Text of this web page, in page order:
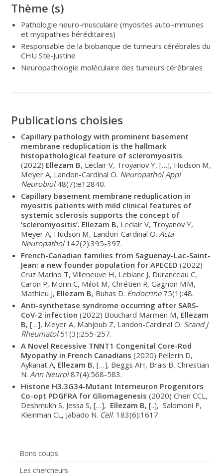
Bons coups
Les chercheurs
Thème (s)
Pathologie neuro-musculaire (myosites auto-immunes
et myopathies héréditaires)
Responsable de la biobanque de tumeurs cérébrales du
CHU Ste-Justine
Neuropathologie moléculaire des tumeurs cérébrales
Publications choisies
Capillary pathology with prominent basement
membrane reduplication is the hallmark
histopathological feature of scleromyositis
(2022) Ellezam B, Leclair V, Troyanov Y, […], Hudson M,
Meyer A, Landon-Cardinal O. Neuropathol Appl
Neurobiol48(7):e12840.
Capillary basement membrane reduplication in
myositis patients with mild clinical features of
systemic sclerosis supports the concept of
‘scleromyositis’. Ellezam B, Leclair V, Troyanov Y,
Meyer A, Hudson M, Landon-Cardinal O.Acta
Neuropathol142(2):395-397.
French-Canadian families from Saguenay-Lac-Saint-
Jean: a new founder population for APECED (2022)
Cruz Marino T, Villeneuve H, Leblanc J, Duranceau C,
Caron P, Morin C, Milot M, Chrétien R, Gagnon MM,
Mathieu J, Ellezam B, Buhas D. Endocrine75(1):48.
Anti-synthetase syndrome occurring after SARS-
CoV-2 infection (2022) Bouchard Marmen M, Ellezam
B, […], Meyer A, Mahjoub Z, Landon-Cardinal O. Scand J
Rheumatol51(3):255-257.
A Novel Recessive TNNT1 Congenital Core-Rod
Myopathy in French Canadians(2020) Pellerin D,
Aykanat A, Ellezam B, […], Beggs AH, Brais B, Chrestian
N.Ann Neurol87(4):568-583.
Histone H3.3G34-Mutant Interneuron Progenitors
Co-opt PDGFRA for Gliomagenesis(2020) Chen CCL,
Deshmukh S, Jessa S, […], Ellezam B, [..], Salomoni P,
Kleinman CL, Jabado N. Cell. 183(6):1617.